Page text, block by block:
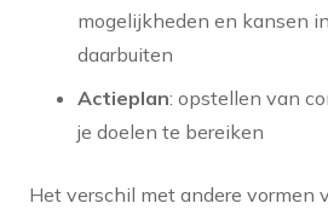
mogelijkheden en kansen
daarbuiten
Actieplan: opstellen van
je doelen te bereiken
Het verschil met andere vormen